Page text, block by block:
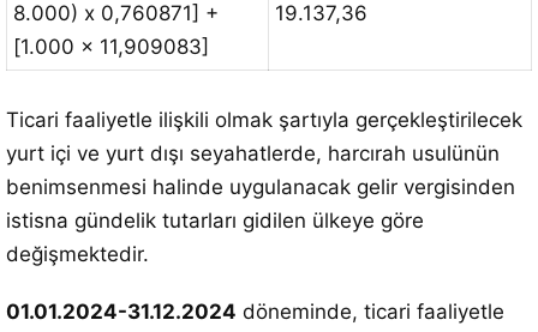
8.000) x 0,760871] +
[1.000 x 11,909083]
19.137,36
Ticari faaliyetle ilişkili olmak şartıyla gerçekleştirilecek
yurt içi ve yurt dışı seyahatlerde, harcırah usulünün
benimsenmesi halinde uygulanacak gelir vergisinden
istisna gündelik tutarları gidilen ülkeye göre
değişmektedir.
01.01.2024-31.12.2024 döneminde, ticari faaliyetle